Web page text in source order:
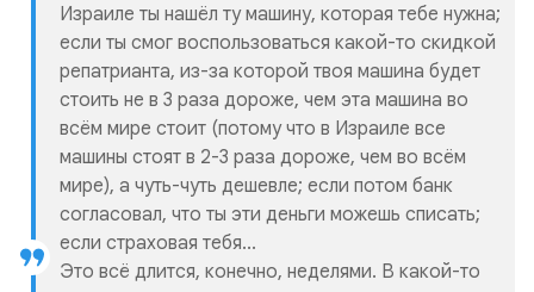
Израиле ты нашёл ту машину, которая тебе нужна;
если ты смог воспользоваться какой-то скидкой
репатрианта, из-за которой твоя машина будет
стоить не в 3 раза дороже, чем эта машина во
всём мире стоит (потому что в Израиле все
машины стоят в 2-3 раза дороже, чем во всём
мире), а чуть-чуть дешевле; если потом банк
согласовал, что ты эти деньги можешь списать;
если страховая тебя...
Это всё длится, конечно, неделями. В какой-то